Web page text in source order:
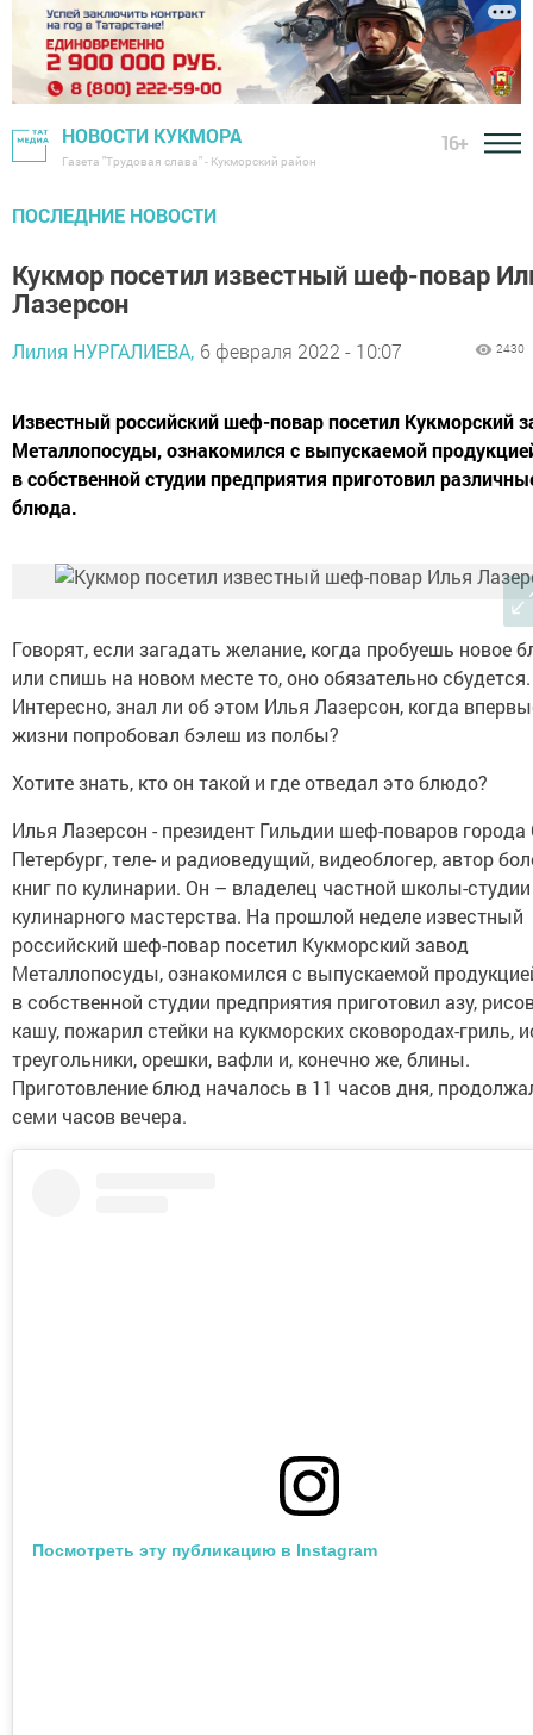
НОВОСТИ КУКМОРА
Газета "Трудовая слава" - Кукморский район
16+
ПОСЛЕДНИЕ НОВОСТИ
Кукмор посетил известный шеф-повар
Лазерсон
Лилия НУРГАЛИЕВА, 6 февраля 2022 - 10:07 2430
Известный российский шеф-повар посетил Кукморский
Металлопосуды, ознакомился с выпускаемой
в собственной студии предприятия приготовил
блюда.
Говорят, если загадать желание, когда пробуешь новое
или спишь на новом месте то, оно обязательно сбудется.
Интересно, знал ли об этом Илья Лазерсон, когда
жизни попробовал бэлеш из полбы?
Хотите знать, кто он такой и где отведал это блюдо?
Илья Лазерсон - президент Гильдии шеф-поваров города
Петербург, теле- и радиоведущий, видеоблогер, автор
книг по кулинарии. Он – владелец частной школы-студии
кулинарного мастерства. На прошлой неделе известный
российский шеф-повар посетил Кукморский завод
Металлопосуды, ознакомился с выпускаемой
в собственной студии предприятия приготовил азу,
кашу, пожарил стейки на кукморских сковородах-гриль,
треугольники, орешки, вафли и, конечно же, блины.
Приготовление блюд началось в 11 часов дня,
семи часов вечера.
Посмотреть эту публикацию в Instagram